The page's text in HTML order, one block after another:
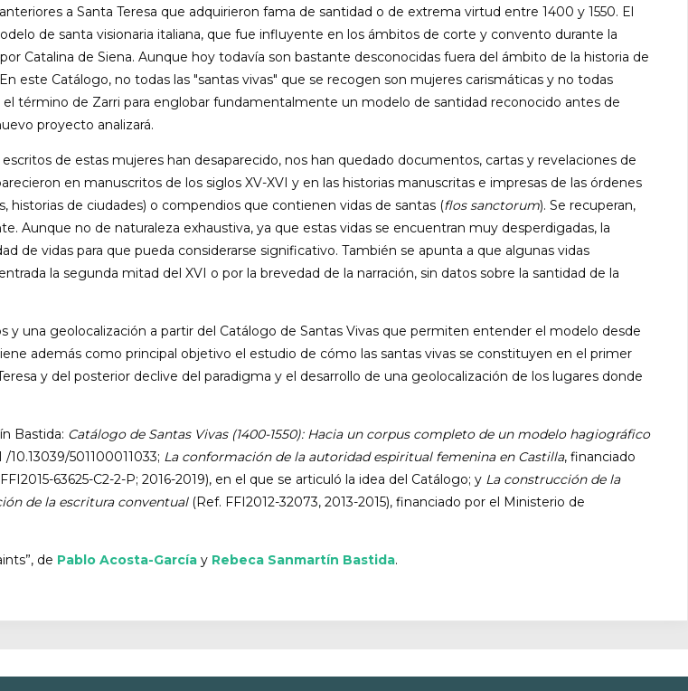
a Santa Teresa que adquirieron fama de santidad o de extrema virtud entre 1400 y 1550. El
de santa visionaria italiana, que fue influyente en los ámbitos de corte y convento durante la
Catalina de Siena. Aunque hoy todavía son bastante desconocidas fuera del ámbito de la historia de
este Catálogo, no todas las "santas vivas" que se recogen son mujeres carismáticas y no todas
término de Zarri para englobar fundamentalmente un modelo de santidad reconocido antes de
proyecto analizará.
de estas mujeres han desaparecido, nos han quedado documentos, cartas y revelaciones de
en manuscritos de los siglos XV-XVI y en las historias manuscritas e impresas de las órdenes
historias de ciudades) o compendios que contienen vidas de santas (flos sanctorum). Se recuperan,
Aunque no de naturaleza exhaustiva, ya que estas vidas se encuentran muy desperdigadas, la
de vidas para que pueda considerarse significativo. También se apunta a que algunas vidas
la segunda mitad del XVI o por la brevedad de la narración, sin datos sobre la santidad de la
y una geolocalización a partir del Catálogo de Santas Vivas que permiten entender el modelo desde
además como principal objetivo el estudio de cómo las santas vivas se constituyen en el primer
y del posterior declive del paradigma y el desarrollo de una geolocalización de los lugares donde
Bastida: Catálogo de Santas Vivas (1400-1550): Hacia un corpus completo de un modelo hagiográfico
501100011033; La conformación de la autoridad espiritual femenina en Castilla, financiado
63625-C2-2-P; 2016-2019), en el que se articuló la idea del Catálogo; y La construcción de la
de la escritura conventual (Ref. FFI2012-32073, 2013-2015), financiado por el Ministerio de
de Pablo Acosta-García y Rebeca Sanmartín Bastida.